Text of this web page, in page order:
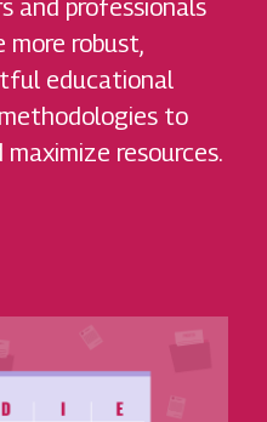
and professionals
robust,
educational
to
resources.